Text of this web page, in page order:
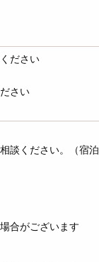
ださい
さい
談ください。（宿泊
合がございます